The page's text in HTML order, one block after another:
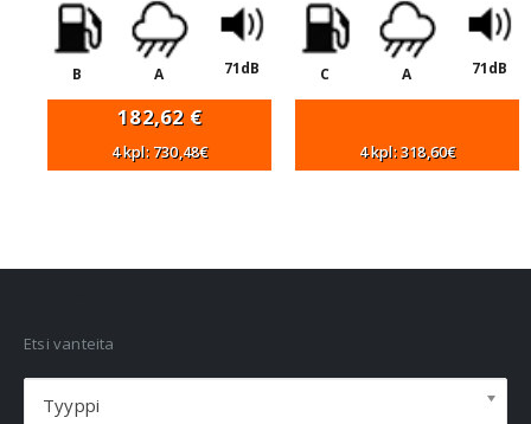
B A 71dB
182,62 €
4 kpl: 730,48€
C A 71dB
4 kpl: 318,60€
Etsi vanteita
Tyyppi